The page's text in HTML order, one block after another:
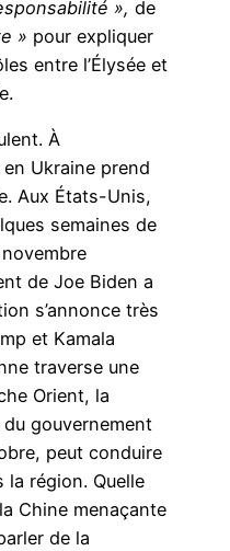
», de
» pour expliquer
entre l’Élysée et
À
Ukraine prend
Aux États-Unis,
semaines de
de Joe Biden a
s’annonce très
et Kamala
traverse une
Orient, la
gouvernement
peut conduire
la région. Quelle
Chine menaçante
de la